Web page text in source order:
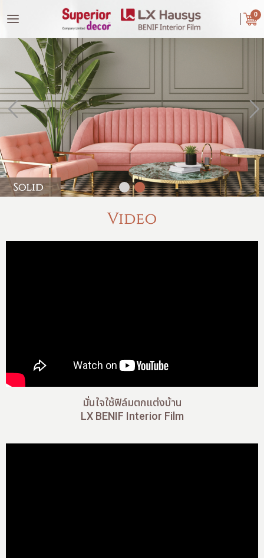
ไทย English
LOGIN
Wishlist
หน้าหลัก
เกี่ยวกับเรา
คู่ค้าของเรา
สินค้า
0
Video
มั่นใจใช้ฟิล์มตกแต่งบ้าน
LX BENIF Interior Film